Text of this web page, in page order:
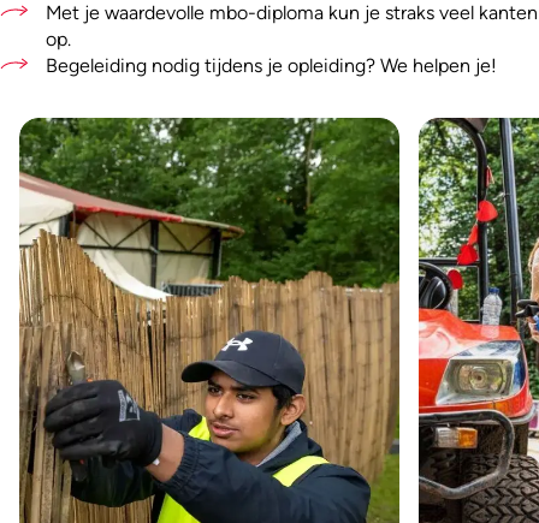
Met je waardevolle mbo-diploma kun je straks veel kanten
op.
Begeleiding nodig tijdens je opleiding? We helpen je!